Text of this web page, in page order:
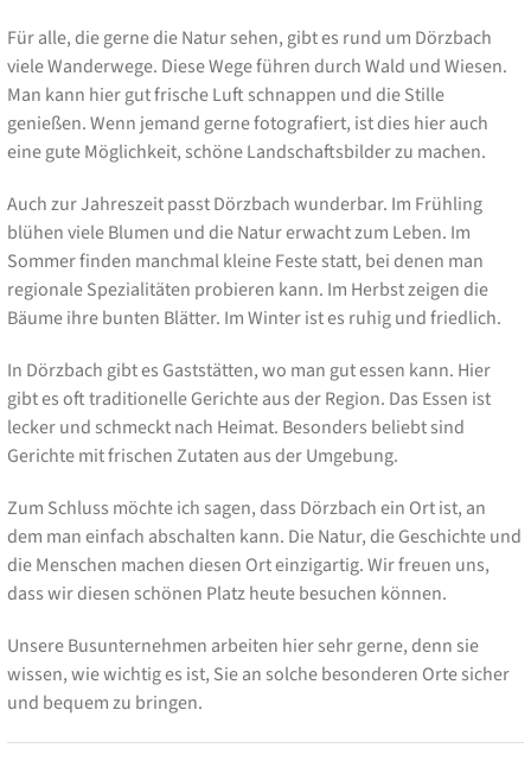
Für alle, die gerne die Natur sehen, gibt es rund um Dörzbach
viele Wanderwege. Diese Wege führen durch Wald und Wiesen.
Man kann hier gut frische Luft schnappen und die Stille
genießen. Wenn jemand gerne fotografiert, ist dies hier auch
eine gute Möglichkeit, schöne Landschaftsbilder zu machen.
Auch zur Jahreszeit passt Dörzbach wunderbar. Im Frühling
blühen viele Blumen und die Natur erwacht zum Leben. Im
Sommer finden manchmal kleine Feste statt, bei denen man
regionale Spezialitäten probieren kann. Im Herbst zeigen die
Bäume ihre bunten Blätter. Im Winter ist es ruhig und friedlich.
In Dörzbach gibt es Gaststätten, wo man gut essen kann. Hier
gibt es oft traditionelle Gerichte aus der Region. Das Essen ist
lecker und schmeckt nach Heimat. Besonders beliebt sind
Gerichte mit frischen Zutaten aus der Umgebung.
Zum Schluss möchte ich sagen, dass Dörzbach ein Ort ist, an
dem man einfach abschalten kann. Die Natur, die Geschichte und
die Menschen machen diesen Ort einzigartig. Wir freuen uns,
dass wir diesen schönen Platz heute besuchen können.
Unsere Busunternehmen arbeiten hier sehr gerne, denn sie
wissen, wie wichtig es ist, Sie an solche besonderen Orte sicher
und bequem zu bringen.